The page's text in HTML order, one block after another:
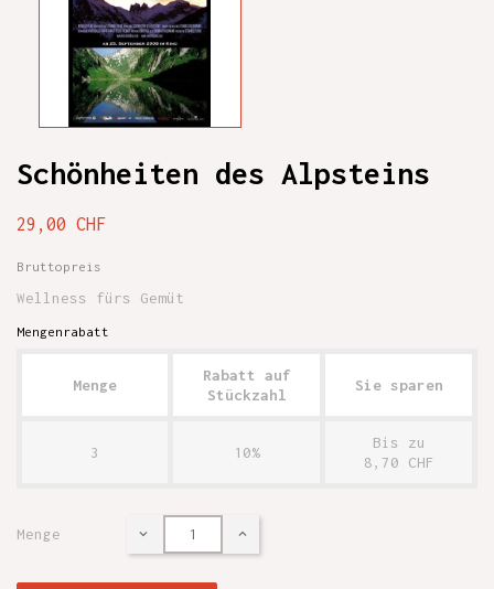
Schönheiten des Alpsteins
29,00 CHF
Bruttopreis
Wellness fürs Gemüt
Mengenrabatt
Menge
Rabatt auf
Stückzahl
Sie sparen
3 10%
Bis zu
8,70 CHF
Menge